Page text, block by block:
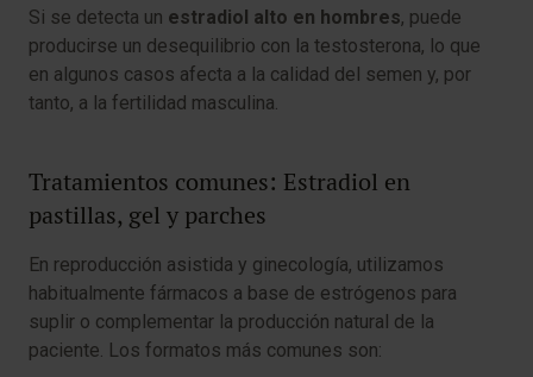
Si se detecta un estradiol alto en hombres, puede
producirse un desequilibrio con la testosterona, lo que
en algunos casos afecta a la calidad del semen y, por
tanto, a la fertilidad masculina.
Tratamientos comunes: Estradiol en
pastillas, gel y parches
En reproducción asistida y ginecología, utilizamos
habitualmente fármacos a base de estrógenos para
suplir o complementar la producción natural de la
paciente. Los formatos más comunes son: